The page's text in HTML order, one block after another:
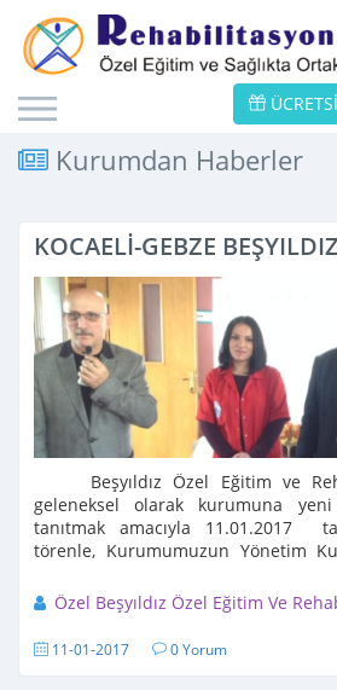
Kurumdan Haberler
KOCAELİ-GEBZE
Beşyıldız Özel Eğitim ve
geleneksel olarak kurumuna
tanıtmak amacıyla 11.01.2017
törenle, Kurumumuzun Yönetim
Özel Beşyıldız Özel Eğitim Ve
11-01-2017 0 Yorum